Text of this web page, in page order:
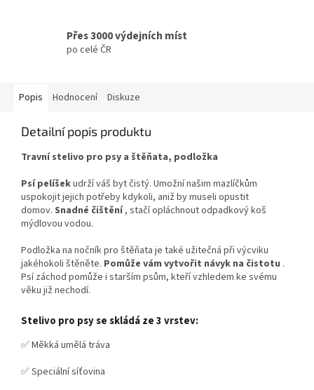
Přes 3000 výdejních míst
po celé ČR
Popis Hodnocení Diskuze
Detailní popis produktu
Travní stelivo pro psy a štěňata, podložka
Psí pelíšekudrží váš byt čistý. Umožní našim mazlíčkům
uspokojit jejich potřeby kdykoli, aniž by museli opustit
domov. Snadné čištění, stačí opláchnout odpadkový koš
mýdlovou vodou.
Podložka na nočník pro štěňata je také užitečná při výcviku
jakéhokoli štěněte. Pomůže vám vytvořit návyk na čistotu .
Psí záchod pomůže i starším psům, kteří vzhledem ke svému
věku již nechodí.
Stelivo pro psy se skládá ze 3 vrstev:
✅ Měkká umělá tráva
✅ Speciální síťovina